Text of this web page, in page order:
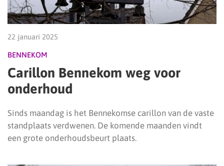
22 januari 2025
BENNEKOM
Carillon Bennekom weg voor
onderhoud
Sinds maandag is het Bennekomse carillon van de vaste
standplaats verdwenen. De komende maanden vindt
een grote onderhoudsbeurt plaats.